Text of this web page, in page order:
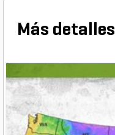
Más detalles